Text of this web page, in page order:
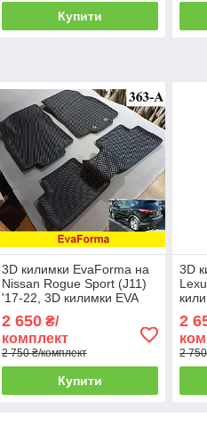
Купити
3D килимки EvaForma на
Nissan Rogue Sport (J11)
'17-22, 3D килимки EVA
2 650₴/
комплект
2 750 ₴/комплект
Купити
3D
2
2